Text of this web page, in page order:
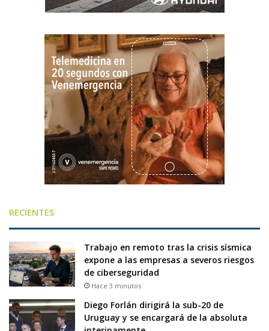
RECIENTES
Trabajo en remoto tras la crisis sísmica
expone a las empresas a severos riesgos
de ciberseguridad
Hace 3 minutos
Diego Forlán dirigirá la sub-20 de
Uruguay y se encargará de la absoluta